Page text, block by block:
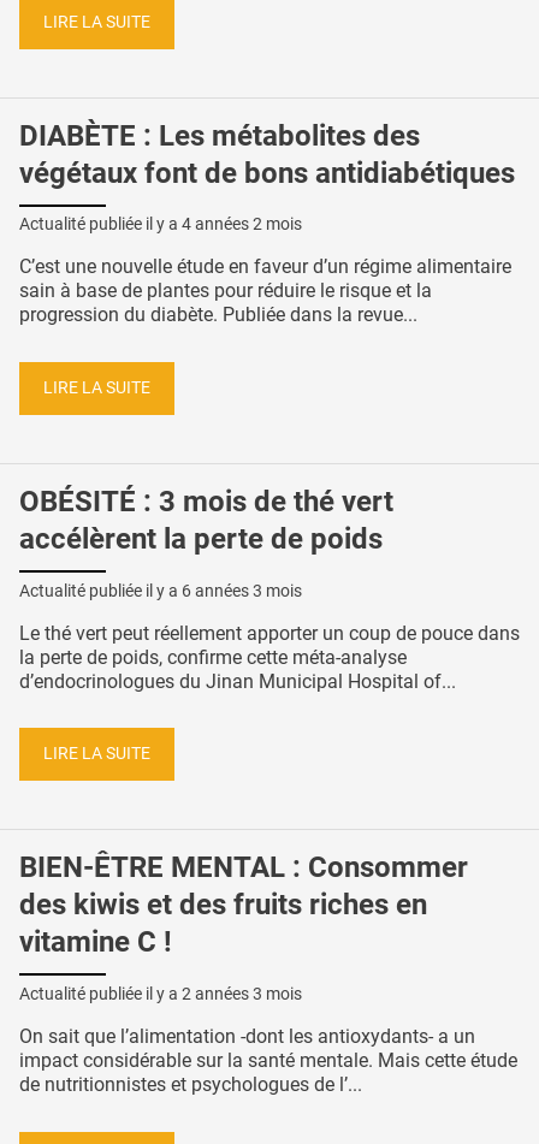
LIRE LA SUITE
DIABÈTE : Les métabolites des
végétaux font de bons antidiabétiques
Actualité publiée il y a 4 années 2 mois
C’est une nouvelle étude en faveur d’un régime alimentaire
sain à base de plantes pour réduire le risque et la
progression du diabète. Publiée dans la revue...
LIRE LA SUITE
OBÉSITÉ : 3 mois de thé vert
accélèrent la perte de poids
Actualité publiée il y a 6 années 3 mois
Le thé vert peut réellement apporter un coup de pouce dans
la perte de poids, confirme cette méta-analyse
d’endocrinologues du Jinan Municipal Hospital of...
LIRE LA SUITE
BIEN-ÊTRE MENTAL : Consommer
des kiwis et des fruits riches en
vitamine C !
Actualité publiée il y a 2 années 3 mois
On sait que l’alimentation -dont les antioxydants- a un
impact considérable sur la santé mentale. Mais cette étude
de nutritionnistes et psychologues de l’...